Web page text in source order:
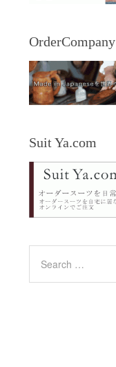
OrderCompany
Suit Ya.com